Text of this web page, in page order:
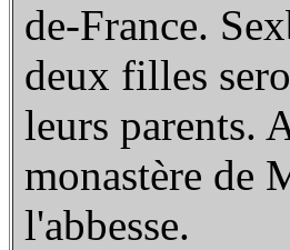
de-France.
deux filles
leurs parents.
monastère de
l'abbesse.